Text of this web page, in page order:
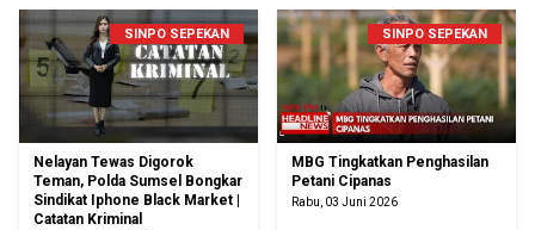
SINPO SEPEKAN
Nelayan Tewas Digorok
Teman, Polda Sumsel Bongkar
Sindikat Iphone Black Market |
Catatan Kriminal
SINPO SEPEKAN
MBG Tingkatkan Penghasilan
Petani Cipanas
Rabu, 03 Juni 2026